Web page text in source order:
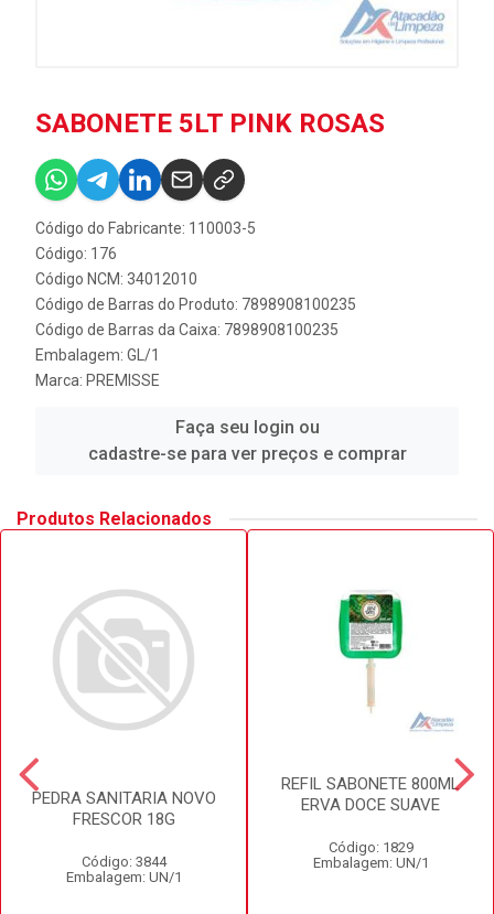
SABONETE 5LT PINK ROSAS
Código do Fabricante: 110003-5
Código: 176
Código NCM: 34012010
Código de Barras do Produto: 7898908100235
Código de Barras da Caixa: 7898908100235
Embalagem: GL/1
Marca: PREMISSE
Faça seu login ou
cadastre-se para ver preços e comprar
Produtos Relacionados
PEDRA SANITARIA NOVO
FRESCOR 18G
Código: 3844
Embalagem: UN/1
REFIL SABONETE 800ML
ERVA DOCE SUAVE
Código: 1829
Embalagem: UN/1